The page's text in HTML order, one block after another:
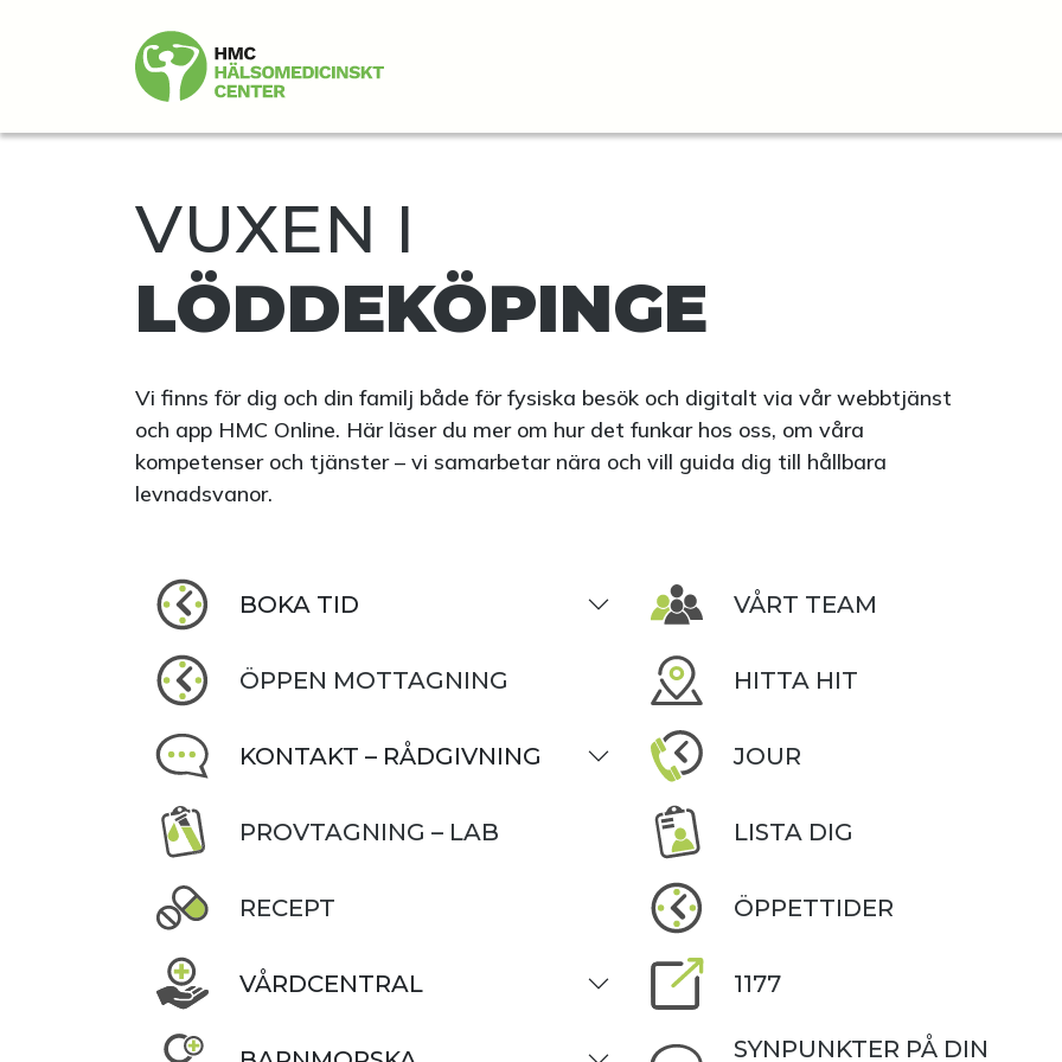
VUXEN I
LÖDDEKÖPINGE
Vi finns för dig och din familj både för fysiska besök och digitalt via vår webbtjänst
och app HMC Online. Här läser du mer om hur det funkar hos oss, om våra
kompetenser och tjänster – vi samarbetar nära och vill guida dig till hållbara
levnadsvanor.
BOKA TID
ÖPPEN MOTTAGNING
KONTAKT – RÅDGIVNING
PROVTAGNING – LAB
RECEPT
VÅRDCENTRAL
VÅRT TEAM
HITTA HIT
JOUR
LISTA DIG
ÖPPETTIDER
1177
SYNPUNKTER PÅ DIN